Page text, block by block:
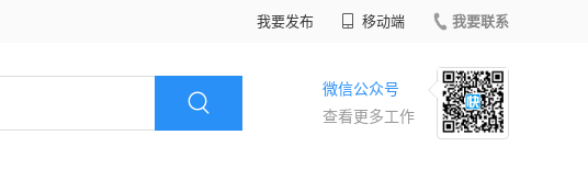
我要发布 移动端 我要联系
微信公众号
查看更多工作